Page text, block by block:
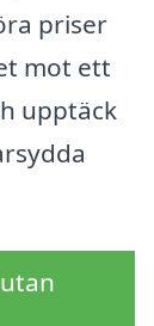
priser
mot ett
upptäck